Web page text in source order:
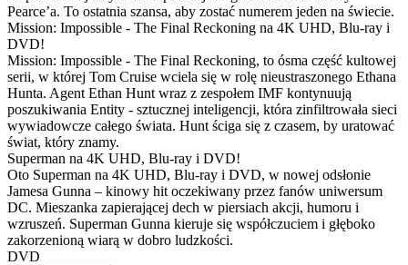
Pearce’a. To ostatnia szansa, aby zostać numerem jeden na świecie.
Mission: Impossible - The Final Reckoning na 4K UHD, Blu-ray i
DVD!
Mission: Impossible - The Final Reckoning, to ósma część kultowej
serii, w której Tom Cruise wciela się w rolę nieustraszonego Ethana
Hunta. Agent Ethan Hunt wraz z zespołem IMF kontynuują
poszukiwania Entity - sztucznej inteligencji, która zinfiltrowała sieci
wywiadowcze całego świata. Hunt ściga się z czasem, by uratować
świat, który znamy.
Superman na 4K UHD, Blu-ray i DVD!
Oto Superman na 4K UHD, Blu-ray i DVD, w nowej odsłonie
Jamesa Gunna – kinowy hit oczekiwany przez fanów uniwersum
DC. Mieszanka zapierającej dech w piersiach akcji, humoru i
wzruszeń. Superman Gunna kieruje się współczuciem i głęboko
zakorzenioną wiarą w dobro ludzkości.
DVD